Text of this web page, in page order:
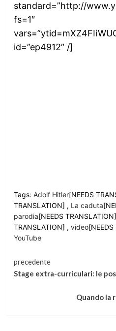
standard=”http://
fs=1″
id=”ep4912″ /]
Tags: Adolf Hitler[NEEDS
TRANSLATION] , La caduta
parodia[NEEDS
TRANSLATION] , video[NEEDS
YouTube
Continua
precedente
Stage extra-curriculari: le
Quando la